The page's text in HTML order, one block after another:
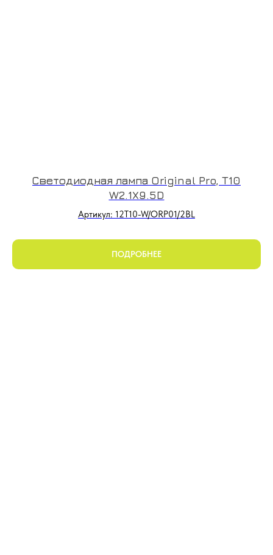
Светодиодная лампа Original Pro, T10
W2.1X9.5D
Артикул: 12T10-W/ORP01/2BL
ПОДРОБНЕЕ